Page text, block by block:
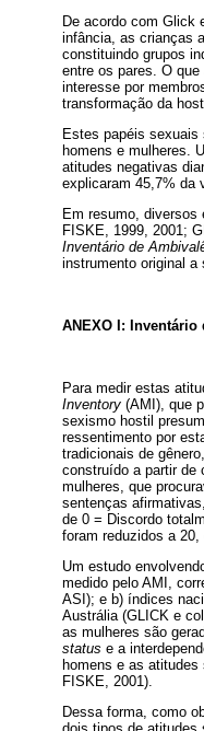
De acordo com Glick
infância, as crianças
constituindo grupos
entre os pares. O
interesse por
transformação da
Estes papéis
homens e mulheres.
atitudes negativas
explicaram 45,7% da
Em resumo,
FISKE, 1999, 2001;
Inventário de
instrumento original a
ANEXO I: Inventário
Para medir estas
Inventory (AMI), que
sexismo hostil
ressentimento por
tradicionais de
construído a partir de
mulheres, que
sentenças
de 0 = Discordo
foram reduzidos a
Um estudo
medido pelo AMI,
ASI); e b) índices
Austrália (GLICK e
as mulheres são
status e a
homens e as
FISKE, 2001).
Dessa forma, como